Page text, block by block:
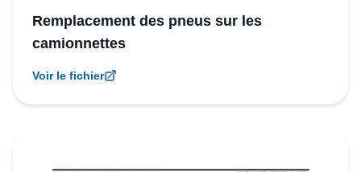
Remplacement des pneus sur les
camionnettes
Voir le fichier